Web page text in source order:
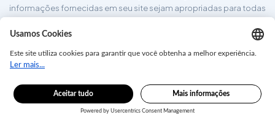
informações fornecidas em seu site sejam apropriadas para todas